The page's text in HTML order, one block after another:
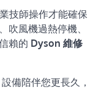
技師操作才能確保
吹風機過熱停機、
賴的 Dyson 維修
備陪伴您更長久，